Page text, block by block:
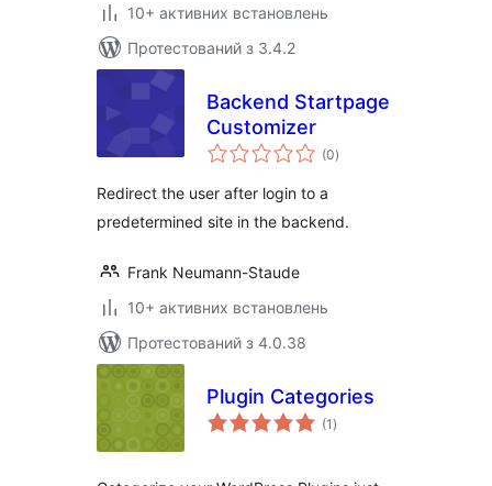
10+ активних встановлень
Протестований з 3.4.2
Backend Startpage
Customizer
(0загальний
рейтинг
)
Redirect the user after login to a
predetermined site in the backend.
Frank Neumann-Staude
10+ активних встановлень
Протестований з 4.0.38
Plugin Categories
(1 загальний
рейтинг
)